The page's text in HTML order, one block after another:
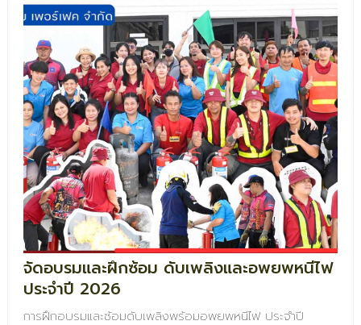
จัดอบรมและฝึกซ้อม ดับเพลิงและอพยพหนีไฟ
ประจำปี 2026
การฝึกอบรมและซ้อมดับเพลิงพร้อมอพยพหนีไฟ ประจำปี